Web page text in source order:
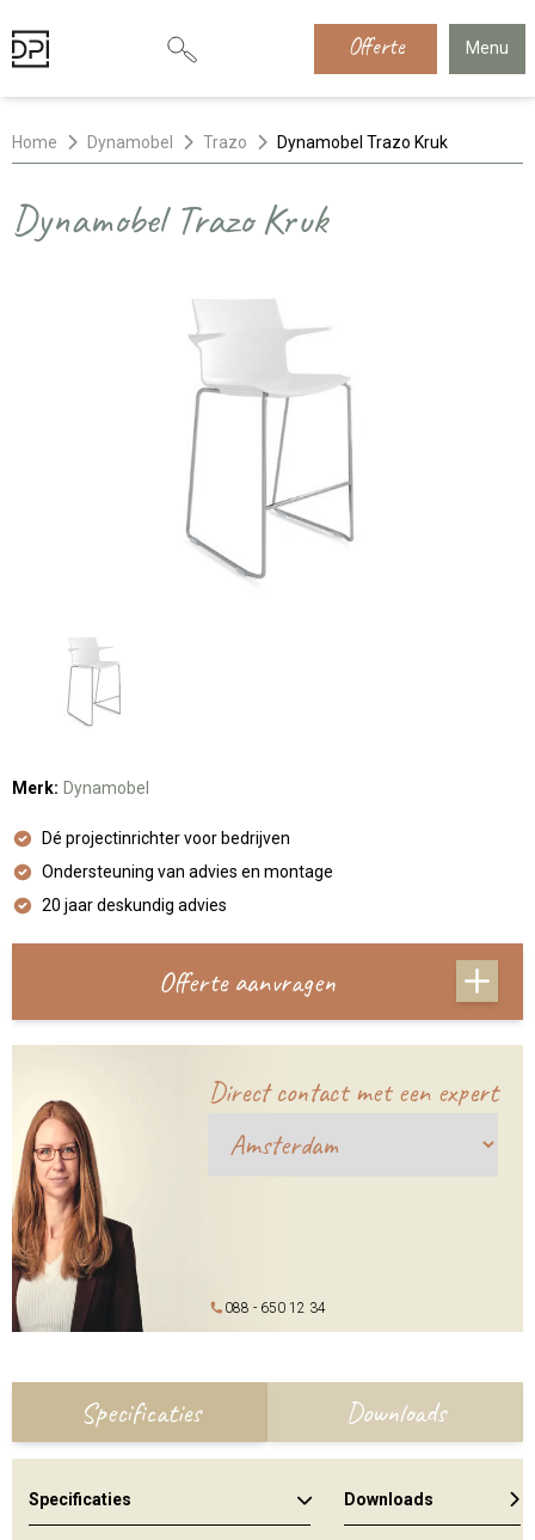
Offerte Menu
Home Dynamobel Trazo Dynamobel Trazo Kruk
Dynamobel Trazo Kruk
Merk: Dynamobel
Dé projectinrichter voor bedrijven
Ondersteuning van advies en montage
20 jaar deskundig advies
Offerte aanvragen
Direct contact met een expert
088 - 650 12 34
Specificaties Downloads
Specificaties Downloads